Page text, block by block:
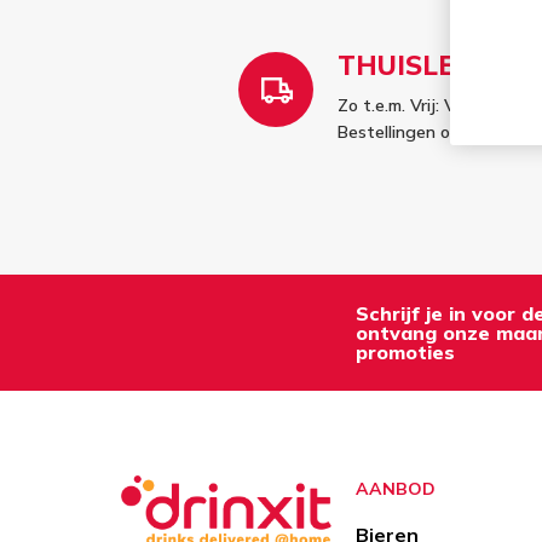
Zo t.e.m. Vrij: Vóór 12u
Bestellingen op
Schrijf je in voor
ontvang onze
promoties
AANBOD
Bieren